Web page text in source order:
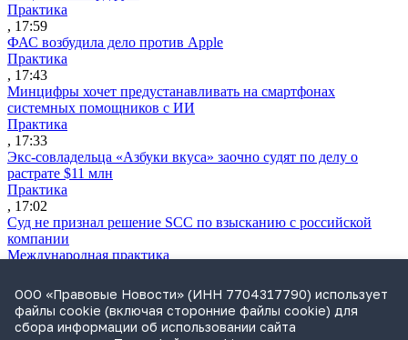
Практика
, 17:59
ФАС возбудила дело против Apple
Практика
, 17:43
Минцифры хочет предустанавливать на смартфонах
системных помощников с ИИ
Практика
, 17:33
Экс-совладельца «Азбуки вкуса» заочно судят по делу о
растрате $11 млн
Практика
, 17:02
Суд не признал решение SCC по взысканию с российской
компании
Международная практика
Дроны могут начать применять для фиксации нарушений
ПДД
Практика
, 15:41
ООО «Правовые Новости» (ИНН 7704317790) использует
файлы cookie (включая сторонние файлы cookie) для
сбора информации об использовании сайта